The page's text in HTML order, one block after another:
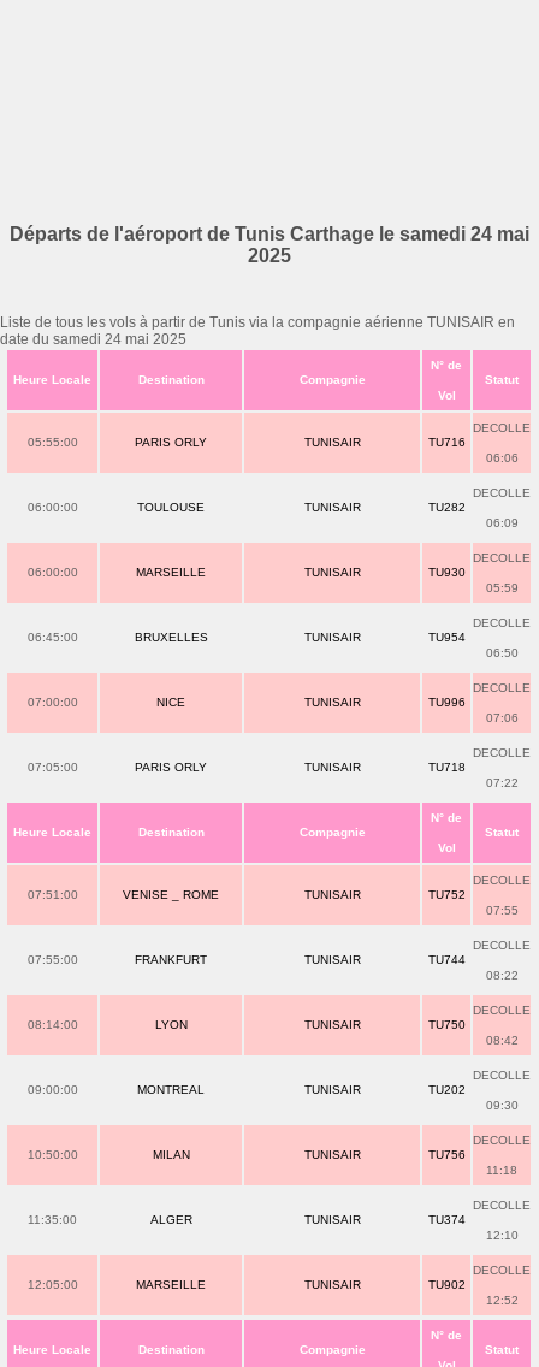
Départs de l'aéroport de Tunis Carthage le samedi 24 mai
2025
Liste de tous les vols à partir de Tunis via la compagnie aérienne TUNISAIR en
date du samedi 24 mai 2025
Heure Locale Destination Compagnie
N° de
Vol
Statut
05:55:00 PARIS ORLY TUNISAIR TU716
DECOLLE
06:06
06:00:00 TOULOUSE TUNISAIR TU282
DECOLLE
06:09
06:00:00 MARSEILLE TUNISAIR TU930
DECOLLE
05:59
06:45:00 BRUXELLES TUNISAIR TU954
DECOLLE
06:50
07:00:00 NICE TUNISAIR TU996
DECOLLE
07:06
07:05:00 PARIS ORLY TUNISAIR TU718
DECOLLE
07:22
Heure Locale Destination Compagnie
N° de
Vol
Statut
07:51:00 VENISE _ ROME TUNISAIR TU752
DECOLLE
07:55
07:55:00 FRANKFURT TUNISAIR TU744
DECOLLE
08:22
08:14:00 LYON TUNISAIR TU750
DECOLLE
08:42
09:00:00 MONTREAL TUNISAIR TU202
DECOLLE
09:30
10:50:00 MILAN TUNISAIR TU756
DECOLLE
11:18
11:35:00 ALGER TUNISAIR TU374
DECOLLE
12:10
12:05:00 MARSEILLE TUNISAIR TU902
DECOLLE
12:52
Heure Locale Destination Compagnie
N° de
Statut